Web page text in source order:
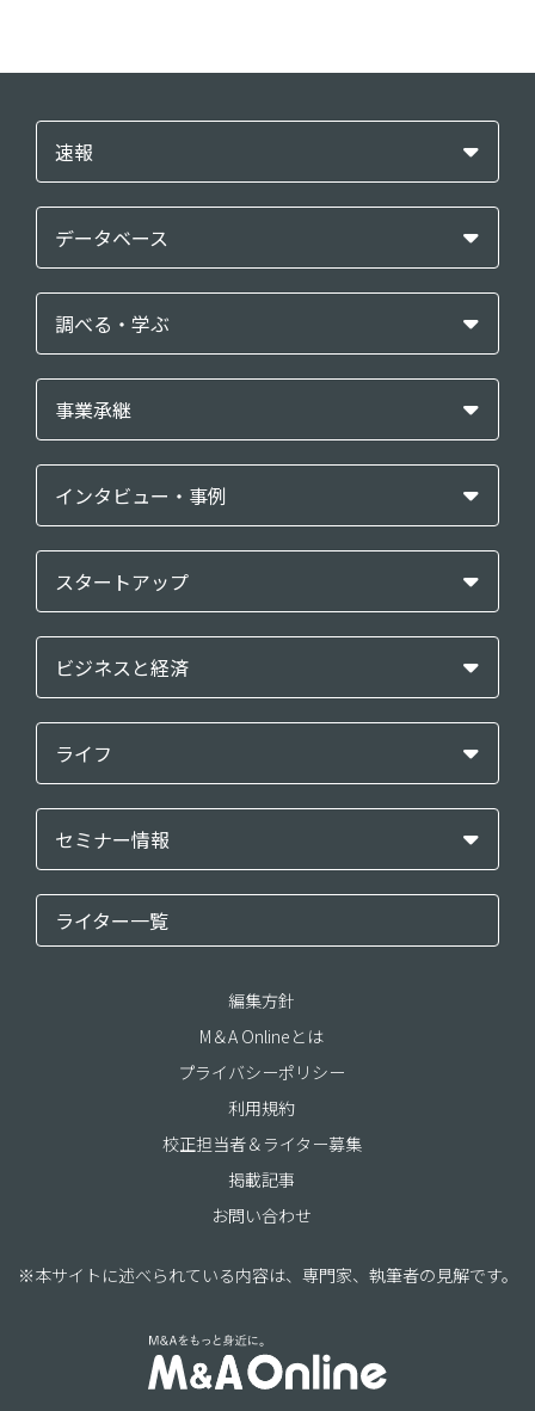
速報
データベース
調べる・学ぶ
事業承継
インタビュー・事例
スタートアップ
ビジネスと経済
ライフ
セミナー情報
ライター一覧
編集方針
M＆A Onlineとは
プライバシーポリシー
利用規約
校正担当者＆ライター募集
掲載記事
お問い合わせ
※本サイトに述べられている内容は、専門家、執筆者の見解です。